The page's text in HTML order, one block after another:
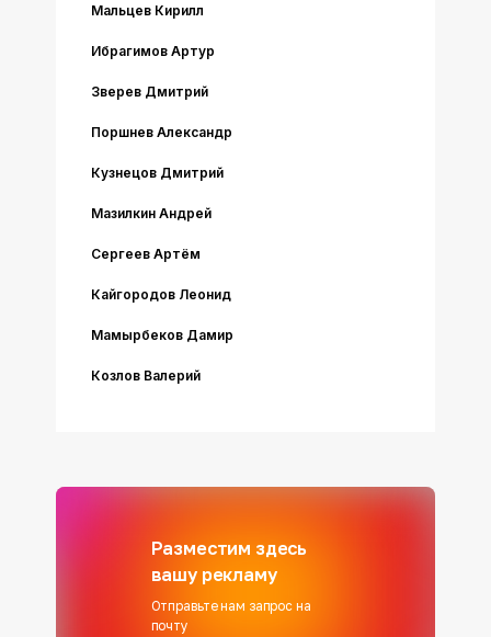
Мальцев Кирилл
Ибрагимов Артур
Зверев Дмитрий
Поршнев Александр
Кузнецов Дмитрий
Мазилкин Андрей
Сергеев Артём
Кайгородов Леонид
Мамырбеков Дамир
Козлов Валерий
Разместим здесь
вашу рекламу
Отправьте нам запрос на
почту